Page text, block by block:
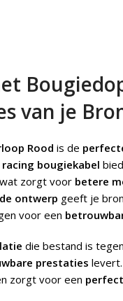
van je
Rood is de
racing bougiekabel
zorgt voor betere
ontwerp geeft je
voor een
die bestand is tegen
prestaties
zorgt voor een